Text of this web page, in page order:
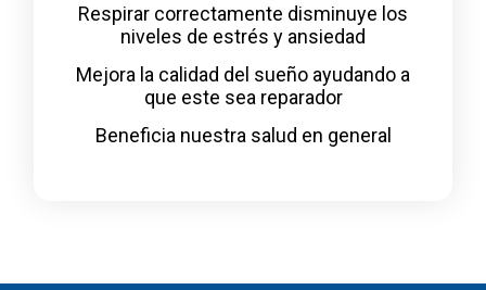
Respirar correctamente disminuye los
niveles de estrés y ansiedad
Mejora la calidad del sueño ayudando a
que este sea reparador
Beneficia nuestra salud en general